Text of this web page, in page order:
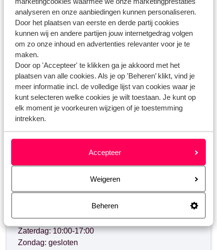
analyseren en onze aanbiedingen kunnen personaliseren.
Door het plaatsen van eerste en derde partij cookies
kunnen wij en andere partijen jouw internetgedrag volgen
om zo onze inhoud en advertenties relevanter voor je te
maken.
Door op 'Accepteer' te klikken ga je akkoord met het
plaatsen van alle cookies. Als je op 'Beheren’ klikt, vind je
meer informatie incl. de volledige lijst van cookies waar je
kunt selecteren welke cookies je wilt toestaan. Je kunt op
elk moment je voorkeuren wijzigen of je toestemming
intrekken.
Accepteer
Weigeren
Beheren
Zijn kinderen meeverzekerd?
Laatst gewijzigd op Do, 5 Dec, 2024 om 5:44 PM
Heb jij jouw antwoord niet gevonden?
Whatsapp ons!
rekening met langere wachttijden.
Maandag t/m vrijdag: 09:00-18:00
Zaterdag: 10:00-17:00
Zondag: gesloten